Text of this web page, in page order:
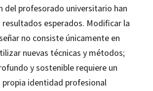
del profesorado universitario han
esperados. Modificar la
no consiste únicamente en
nuevas técnicas y métodos;
y sostenible requiere un
propia identidad profesional